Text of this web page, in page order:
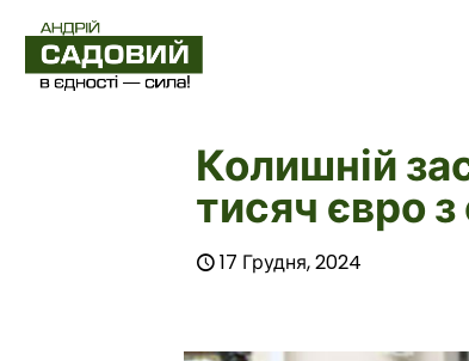
Колишній
тисяч євро
17 Грудня, 2024